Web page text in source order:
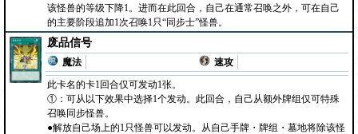
该怪兽的等级下降1。进而在此回合，自己在通常召唤之外，可在自己
的主要阶段追加1次召唤1只“同步士”怪兽。
废品信号
魔法
速攻
此卡名的卡1回合仅可发动1张。
①：可从以下效果中选择1个发动。此回合，自己从额外牌组仅可特殊
召唤同步怪兽。
●解放自己场上的1只怪兽可以发动。从自己手牌・牌组・墓地将除该怪